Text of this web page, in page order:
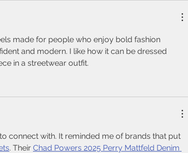
made for people who enjoy bold fashion
and modern. I like how it can be dressed
in a streetwear outfit.
connect with. It reminded me of brands that put
. Their Chad Powers 2025 Perry Mattfeld Denim